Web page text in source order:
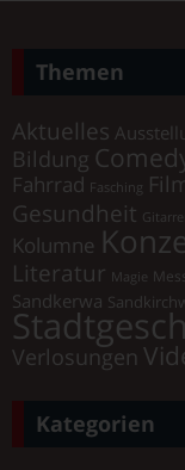
Themen
Aktuelles
Bildung
Fahrrad Fasching
Gesundheit
Kolumne
Literatur Magie
Sandkerwa
Verlosungen
Kategorien